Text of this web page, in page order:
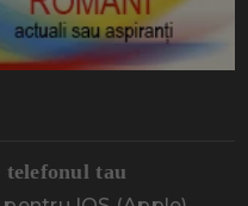
telefonul tau